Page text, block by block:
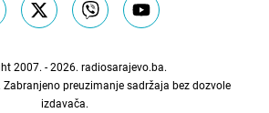
2007. - 2026. radiosarajevo.ba.
preuzimanje sadržaja bez dozvole
izdavača.